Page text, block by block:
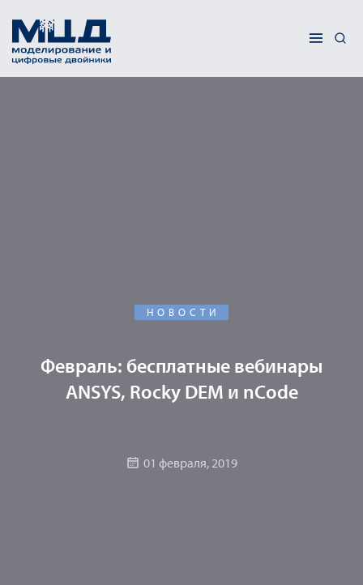
НОВОСТИ
Февраль: бесплатные вебинары
ANSYS, Rocky DEM и nCode
01 февраля, 2019